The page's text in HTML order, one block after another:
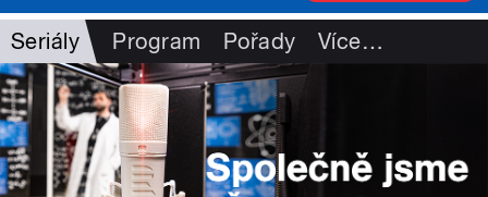
Seriály Program Pořady Více…